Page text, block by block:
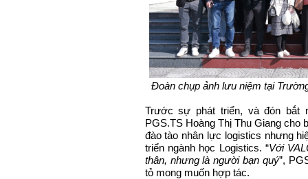
Đoàn chụp ảnh lưu niệm tại
Trước sự phát triển, và đón bắt
PGS.TS Hoàng Thị Thu Giang
đào tào nhân lực logistics nhưng
triển ngành học Logistics. “Với
thân, nhưng là người bạn quý”,
tỏ mong muốn hợp tác.